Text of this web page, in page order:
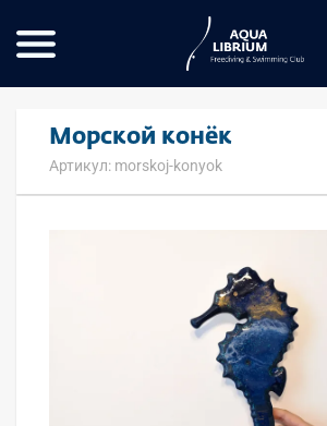
Морской конёк
Артикул: morskoj-konyok